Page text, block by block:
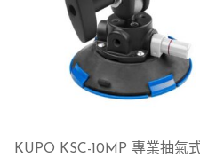
KUPO KSC-10MP 專業抽氣